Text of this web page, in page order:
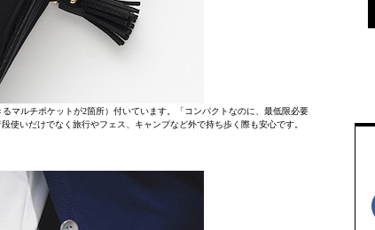
マルチポケットが2箇所）付いています。「コンパクトなのに、最低限必要
いだけでなく旅行やフェス、キャンプなど外で持ち歩く際も安心です。